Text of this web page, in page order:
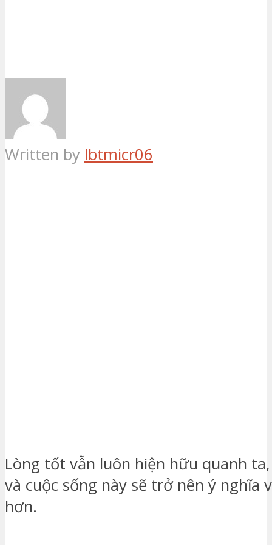
Written by lbtmicr06
Lòng tốt vẫn luôn hiện hữu quanh
và cuộc sống này sẽ trở nên ý nghĩa
hơn.